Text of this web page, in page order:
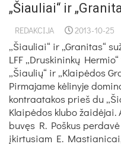
„Šiauliai“ ir
REDAKCIJA 2013-10-25
„Šiauliai“ ir „Granitas“
LFF „Druskininkų
„Šiaulių“ ir „Klaipėdos
Pirmajame kėlinyje
kontraatakos prieš du
Klaipėdos klubo žaidėjai.
buvęs R. Poškus
įkirtusiam E.